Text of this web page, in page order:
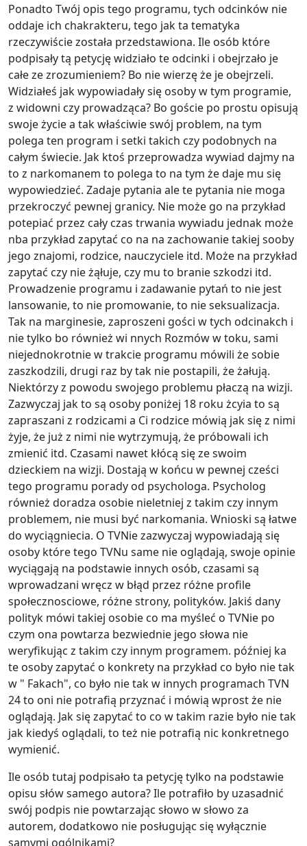
Ponadto Twój opis tego programu, tych odcinków nie
oddaje ich chakrakteru, tego jak ta tematyka
rzeczywiście została przedstawiona. Ile osób które
podpisały tą petycję widziało te odcinki i obejrzało je
całe ze zrozumieniem? Bo nie wierzę że je obejrzeli.
Widziałeś jak wypowiadały się osoby w tym programie,
z widowni czy prowadząca? Bo goście po prostu opisują
swoje życie a tak właściwie swój problem, na tym
polega ten program i setki takich czy podobnych na
całym świecie. Jak ktoś przeprowadza wywiad dajmy na
to z narkomanem to polega to na tym że daje mu się
wypowiedzieć. Zadaje pytania ale te pytania nie moga
przekroczyć pewnej granicy. Nie może go na przykład
potepiać przez cały czas trwania wywiadu jednak może
nba przykład zapytać co na na zachowanie takiej sooby
jego znajomi, rodzice, nauczyciele itd. Może na przykład
zapytać czy nie żąłuje, czy mu to branie szkodzi itd.
Prowadzenie programu i zadawanie pytań to nie jest
lansowanie, to nie promowanie, to nie seksualizacja.
Tak na marginesie, zaproszeni gości w tych odcinakch i
nie tylko bo również wi nnych Rozmów w toku, sami
niejednokrotnie w trakcie programu mówili że sobie
zaszkodzili, drugi raz by tak nie postapili, że żałują.
Niektórzy z powodu swojego problemu płaczą na wizji.
Zazwyczaj jak to są osoby poniżej 18 roku żcyia to są
zapraszani z rodzicami a Ci rodzice mówią jak się z nimi
żyje, że już z nimi nie wytrzymują, że próbowali ich
zmienić itd. Czasami nawet kłócą się ze swoim
dzieckiem na wizji. Dostają w końcu w pewnej cześci
tego programu porady od psychologa. Psycholog
również doradza osobie nieletniej z takim czy innym
problemem, nie musi być narkomania. Wnioski są łatwe
do wyciągniecia. O TVNie zazwyczaj wypowiadają się
osoby które tego TVNu same nie oglądają, swoje opinie
wyciągają na podstawie innych osób, czasami są
wprowadzani wręcz w błąd przez różne profile
społecznosciowe, różne strony, polityków. Jakiś dany
polityk mówi takiej osobie co ma myśleć o TVNie po
czym ona powtarza bezwiednie jego słowa nie
weryfikując z takim czy innym programem. później ka
te osoby zapytać o konkrety na przykład co było nie tak
w " Fakach", co było nie tak w innych programach TVN
24 to oni nie potrafią przyznać i mówią wprost że nie
oglądają. Jak się zapytać to co w takim razie było nie tak
jak kiedyś oglądali, to też nie potrafią nic konkretnego
wymienić.
Ile osób tutaj podpisało ta petycję tylko na podstawie
opisu słów samego autora? Ile potrafiło by uzasadnić
swój podpis nie powtarzając słowo w słowo za
autorem, dodatkowo nie posługując się wyłącznie
samymi ogólnikami?